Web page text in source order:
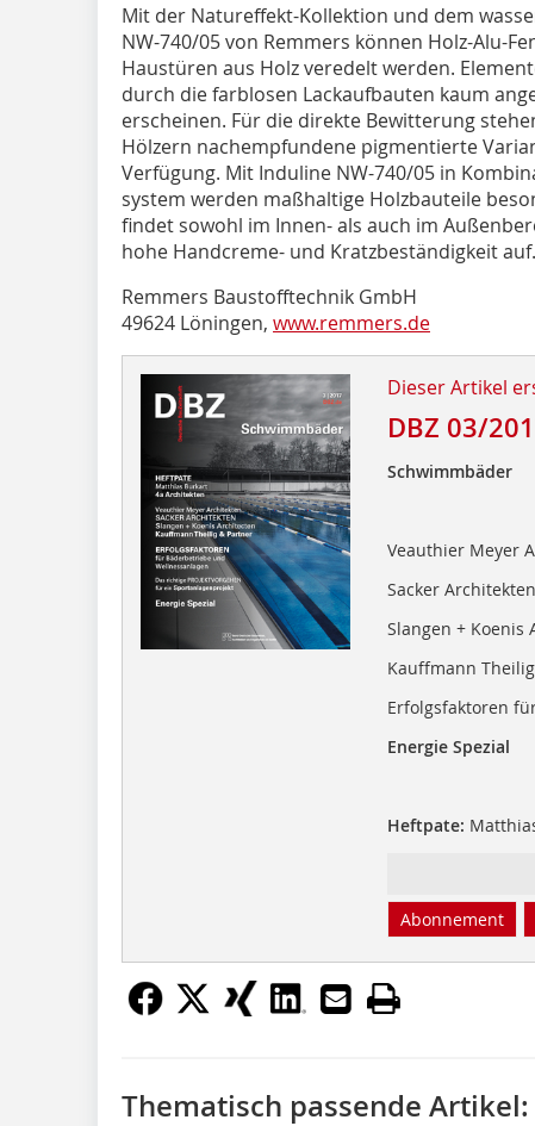
Mit der Natureffekt-Kollektion und dem
NW-740/05 von Remmers können Holz-Alu-
Haustüren aus Holz veredelt werden.
durch die farblosen Lackaufbauten kaum
erscheinen. Für die direkte Bewitterung
Hölzern nachempfundene pigmentierte
Verfügung. Mit Induline NW-740/05 in
system werden maßhaltige Holzbauteile
findet sowohl im Innen- als auch im
hohe Handcreme- und Kratzbeständigkeit auf.
Remmers Baustofftechnik GmbH
49624 Löningen, www.remmers.de
Dieser Artikel
DBZ 03/
Schwimmbäder
Veauthier Meyer
Sacker Architekten
Slangen + Koenis
Kauffmann
Erfolgsfaktoren
Energie Spezial
Heftpate:
Abonnement
Thematisch passende Artikel: